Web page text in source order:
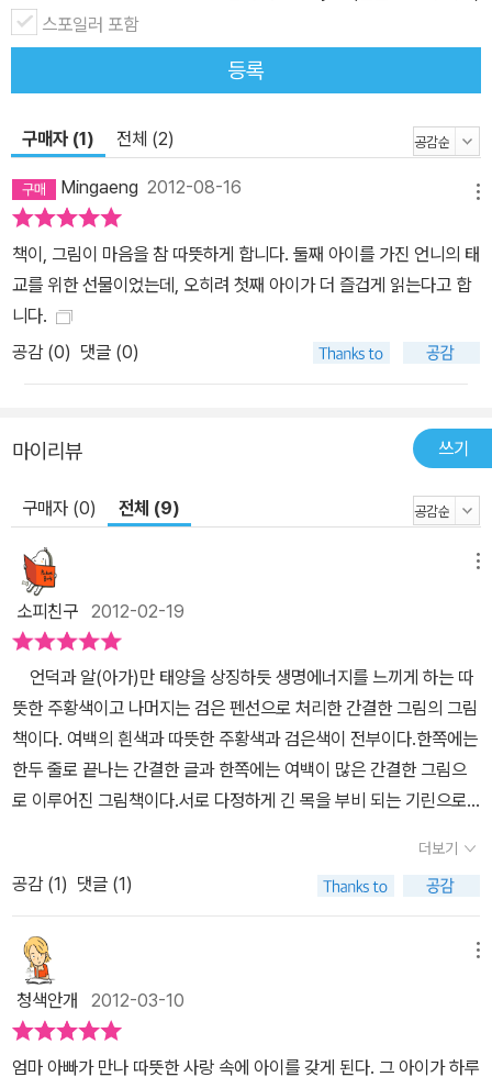
스포일러 포함
등록
구매자 (1) 전체 (2)
Mingaeng 2012-08-16
책이, 그림이 마음을 참 따뜻하게 합니다. 둘째 아이를 가진 언니의 태
교를 위한 선물이었는데, 오히려 첫째 아이가 더 즐겁게 읽는다고 합
니다.
공감 (0) 댓글 (0)
마이리뷰 쓰기
구매자 (0) 전체 (9)
소피친구 2012-02-19
언덕과 알(아가)만 태양을 상징하듯 생명에너지를 느끼게 하는 따
뜻한 주황색이고 나머지는 검은 펜선으로 처리한 간결한 그림의 그림
책이다. 여백의 흰색과 따뜻한 주황색과 검은색이 전부이다.한쪽에는
한두 줄로 끝나는 간결한 글과 한쪽에는 여백이 많은 간결한 그림으
로 이루어진 그림책이다.서로 다정하게 긴 목을 부비 되는 기린으로
점 커지며 캥거루와 귀만 살짝 보이는 아기캥거루, 엄마학과 알 ,곰과
아기 곰, 아가와 엄마동물이 함께하는 장면들이 계속 나온다.점점 커
지는 언덕은 아이를 보고 싶어 하는 엄마의 기대감이면서 쑥쑥 자라
고 있는 아가의 보금자리인 엄마의 배임을 알게 된다. 아가를 기다
리는 부모의 마음을 너무도 잘 표현한 그림책이다. 열 달 동안 언제나
엄마는 어느 날 온 아가를 꼭 품에 안고 항상 함께 다닌다.그리고 누구
를 닮았는지 어떻게 생겼는지 너무도 궁금하다. 출산의 고통과 함께
더보기
공감 (1) 댓글 (1)
청색안개 2012-03-10
엄마 아빠가 만나 따뜻한 사랑 속에 아이를 갖게 된다. 그 아이가 하루